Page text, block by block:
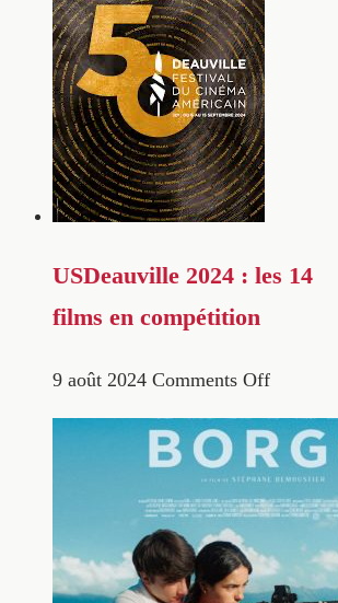
USDeauville 2024 : les 14
films en compétition
9 août 2024 Comments Off